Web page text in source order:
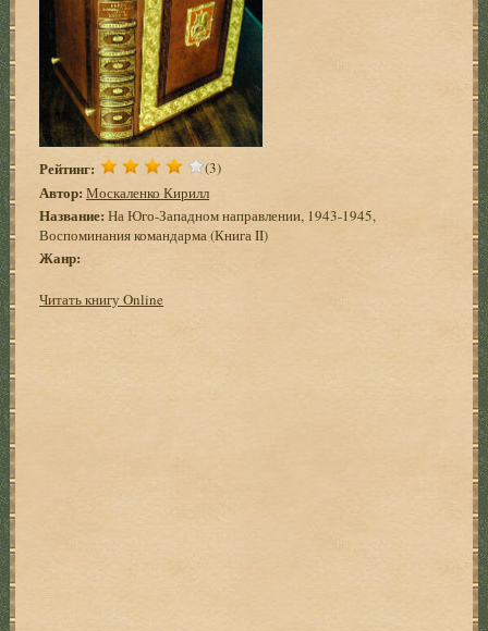
Рейтинг: (3)
Автор: Москаленко Кирилл
Название: На Юго-Западном направлении, 1943-1945,
Воспоминания командарма (Книга II)
Жанр:
Читать книгу Online